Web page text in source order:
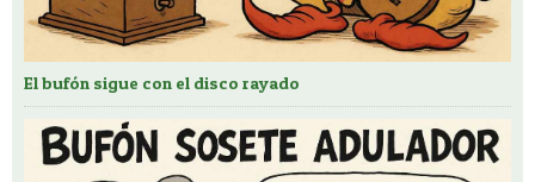
El bufón sigue con el disco rayado